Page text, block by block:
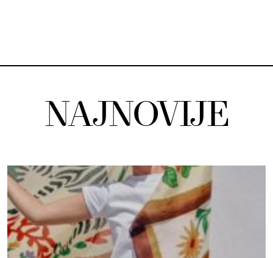
NAJNOVIJE